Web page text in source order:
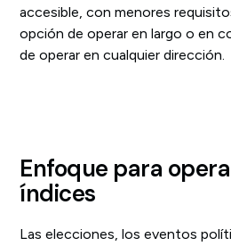
accesible, con menores
opción de operar en largo o en
de operar en cualquier dirección.
Enfoque para
índices
Las elecciones, los eventos